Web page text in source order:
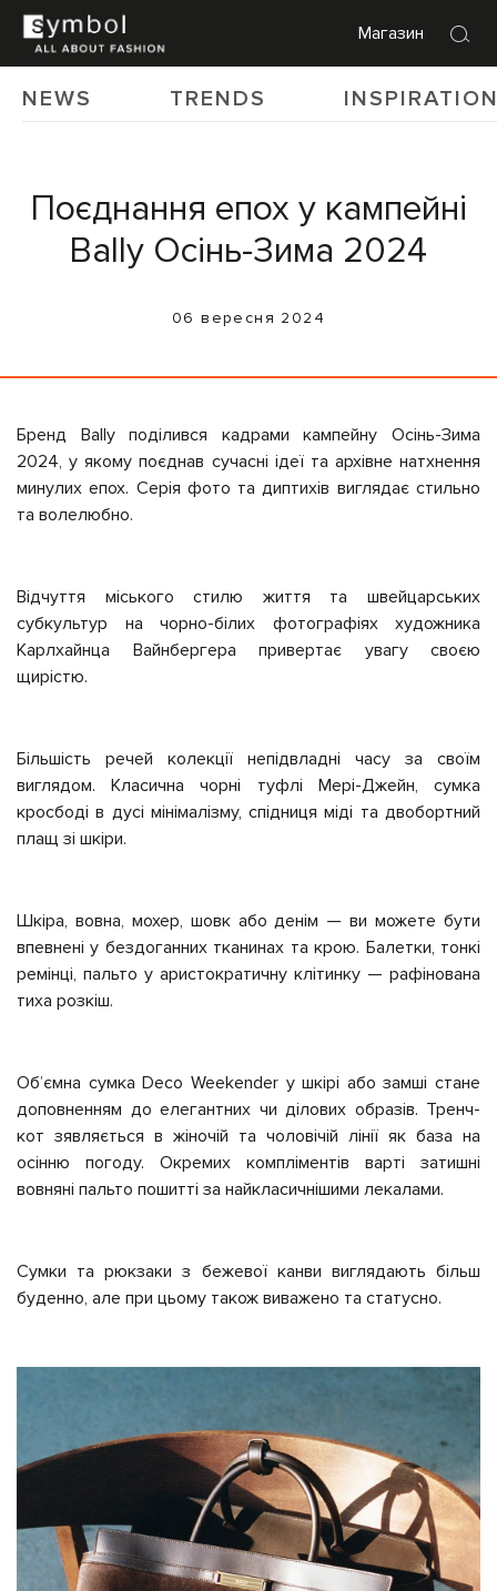
Магазин
NEWS TRENDS
Поєднання епох у кампейні
Bally Осінь-Зима 2024
06 вересня 2024
Бренд Bally поділився кадрами кампейну Осінь-Зима
2024, у якому поєднав сучасні ідеї та архівне натхнення
минулих епох. Серія фото та диптихів виглядає стильно
та волелюбно.
Відчуття міського стилю життя та швейцарських
субкультур на чорно-білих фотографіях художника
Карлхайнца Вайнбергера привертає увагу своєю
щирістю.
Більшість речей колекції непідвладні часу за своїм
виглядом. Класична чорні туфлі Мері-Джейн, сумка
кросбоді в дусі мінімалізму, спідниця міді та двобортний
плащ зі шкіри.
Шкіра, вовна, мохер, шовк або денім — ви можете бути
впевнені у бездоганних тканинах та крою. Балетки, тонкі
ремінці, пальто у аристократичну клітинку — рафінована
тиха розкіш.
Обʼємна сумка Deco Weekender у шкірі або замші стане
доповненням до елегантних чи ділових образів. Тренч-
кот зявляється в жіночій та чоловічій лінії як база на
осінню погоду. Окремих компліментів варті затишні
вовняні пальто пошитті за найкласичнішими лекалами.
Сумки та рюкзаки з бежевої канви виглядають більш
буденно, але при цьому також виважено та статусно.